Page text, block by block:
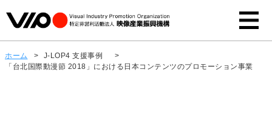
ホーム > J-LOP4 支援事例
>
「台北国際動漫節 2018」における日本コンテンツのプロモーション事業